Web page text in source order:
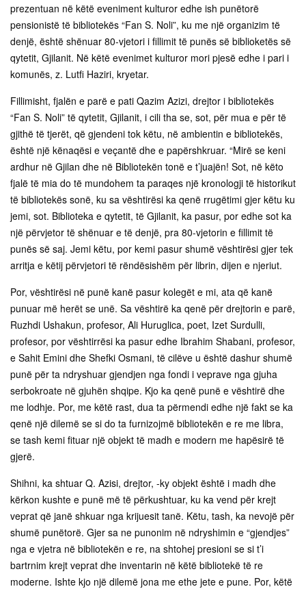
prezentuan në këtë eveniment kulturor edhe ish punëtorë
pensionistë të bibliotekës “Fan S. Noli”, ku me një organizim të
denjë, është shënuar 80-vjetori i fillimit të punës së biblioketës së
qytetit, Gjilanit. Në këtë evenimet kulturor mori pjesë edhe i pari i
komunës, z. Lutfi Haziri, kryetar.
Fillimisht, fjalën e parë e pati Qazim Azizi, drejtor i bibliotekës
“Fan S. Noli” të qytetit, Gjilanit, i cili tha se, sot, për mua e për të
gjithë të tjerët, që gjendeni tok këtu, në ambientin e bibliotekës,
është një kënaqësi e veçantë dhe e papërshkruar. “Mirë se keni
ardhur në Gjilan dhe në Bibliotekën tonë e t’juajën! Sot, në këto
fjalë të mia do të mundohem ta paraqes një kronologji të historikut
të bibliotekës sonë, ku sa vështirësi ka qenë rrugëtimi gjer këtu ku
jemi, sot. Biblioteka e qytetit, të Gjilanit, ka pasur, por edhe sot ka
një përvjetor të shënuar e të denjë, pra 80-vjetorin e fillimit të
punës së saj. Jemi këtu, por kemi pasur shumë vështirësi gjer tek
arritja e këtij përvjetori të rëndësishëm për librin, dijen e njeriut.
Por, vështirësi në punë kanë pasur kolegët e mi, ata që kanë
punuar më herët se unë. Sa vështirë ka qenë për drejtorin e parë,
Ruzhdi Ushakun, profesor, Ali Huruglica, poet, Izet Surdulli,
profesor, por vështirrësi ka pasur edhe Ibrahim Shabani, profesor,
e Sahit Emini dhe Shefki Osmani, të cilëve u është dashur shumë
punë për ta ndryshuar gjendjen nga fondi i veprave nga gjuha
serbokroate në gjuhën shqipe. Kjo ka qenë punë e vështirë dhe
me lodhje. Por, me këtë rast, dua ta përmendi edhe një fakt se ka
qenë një dilemë se si do ta furnizojmë bibliotekën e re me libra,
se tash kemi fituar një objekt të madh e modern me hapësirë të
gjerë.
Shihni, ka shtuar Q. Azisi, drejtor, -ky objekt është i madh dhe
kërkon kushte e punë më të përkushtuar, ku ka vend për krejt
veprat që janë shkuar nga krijuesit tanë. Këtu, tash, ka nevojë për
shumë punëtorë. Gjer sa ne punonim në ndryshimin e “gjendjes”
nga e vjetra në bibliotekën e re, na shtohej presioni se si t’i
bartrnim krejt veprat dhe inventarin në këtë bibliotekë të re
moderne. Ishte kjo një dilemë jona me ethe jete e pune. Por, këtë